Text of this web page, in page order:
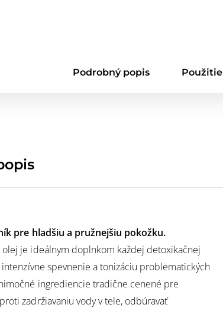
Podrobný popis Použitie
pre hladšiu a pružnejšiu pokožku.
je ideálnym doplnkom každej detoxikačnej
spevnenie a tonizáciu problematických
ingrediencie tradične cenené pre
zadržiavaniu vody v tele, odbúravať